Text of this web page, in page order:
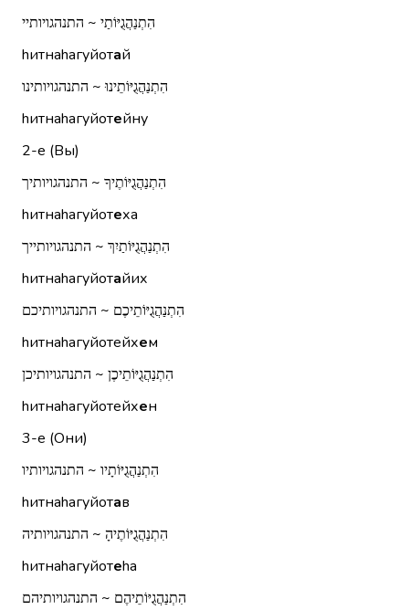
הִתְנַהֲגֻיּוֹתַי ~ התנהגויותיי
hитнаhагуйотай
הִתְנַהֲגֻיּוֹתֵינוּ ~ התנהגויותינו
hитнаhагуйотейну
2-е (Вы)
הִתְנַהֲגֻיּוֹתֶיךָ ~ התנהגויותיך
hитнаhагуйотеха
הִתְנַהֲגֻיּוֹתַיִךְ ~ התנהגויותייך
hитнаhагуйотайих
הִתְנַהֲגֻיּוֹתֵיכֶם ~ התנהגויותיכם
hитнаhагуйотейхем
הִתְנַהֲגֻיּוֹתֵיכֶן ~ התנהגויותיכן
hитнаhагуйотейхен
3-е (Они)
הִתְנַהֲגֻיּוֹתָיו ~ התנהגויותיו
hитнаhагуйотав
הִתְנַהֲגֻיּוֹתֶיהָ ~ התנהגויותיה
hитнаhагуйотеhа
הִתְנַהֲגֻיּוֹתֵיהֶם ~ התנהגויותיהם